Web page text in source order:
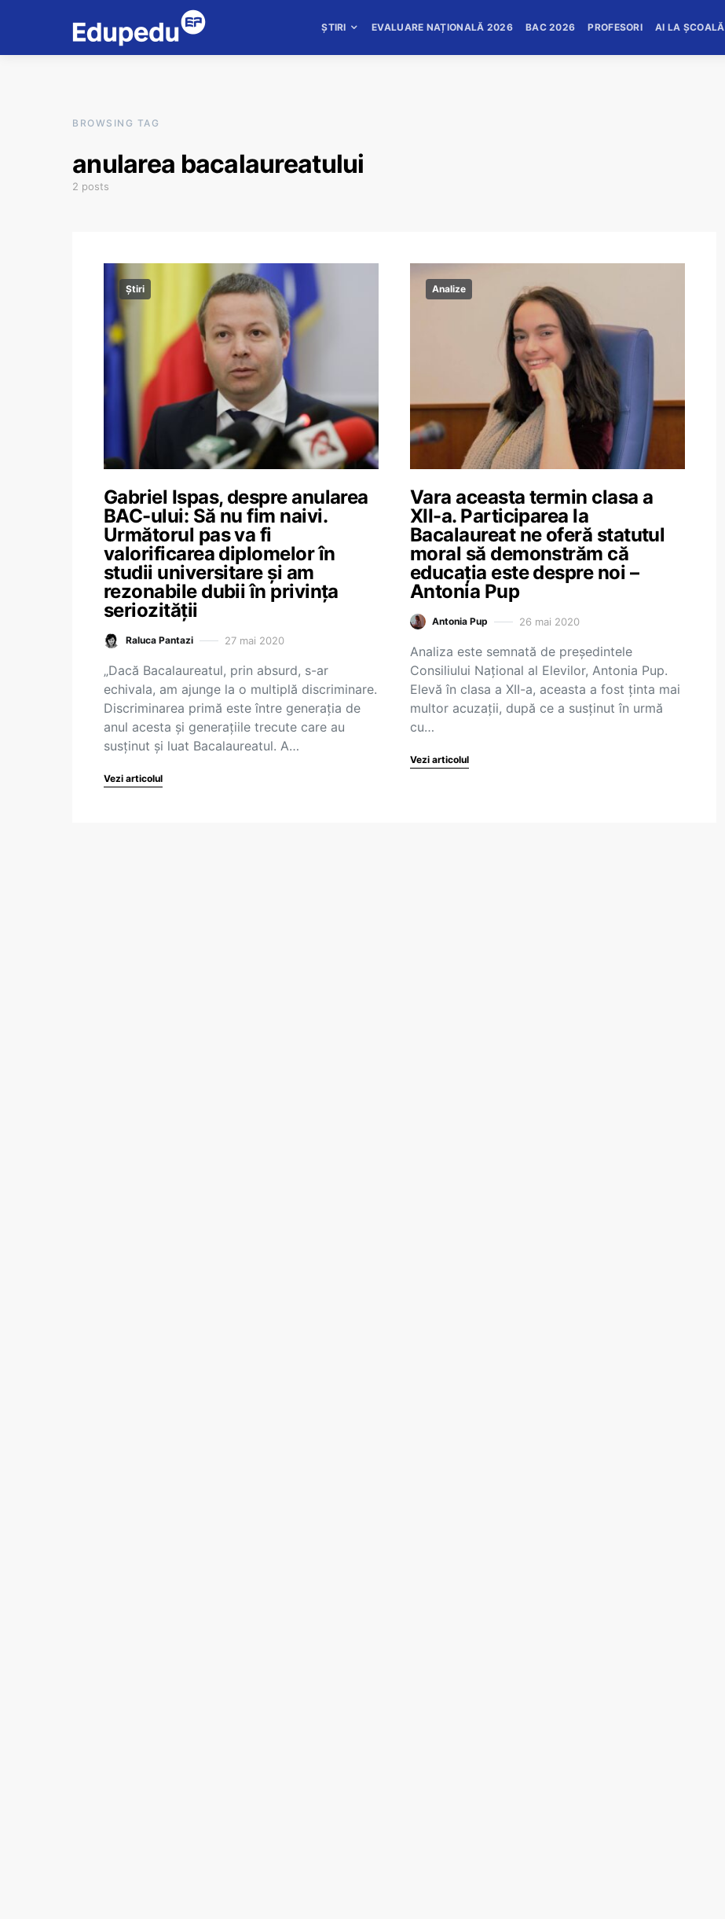
ȘTIRI EVALUARE NAȚIONALĂ 2026 BAC 2026 PROFESORI AI LA ȘCOALĂ
BROWSING TAG
anularea bacalaureatului
2 posts
Știri
Gabriel Ispas, despre anularea
BAC-ului: Să nu fim naivi.
Următorul pas va fi
valorificarea diplomelor în
studii universitare și am
rezonabile dubii în privința
seriozității
Raluca Pantazi 27 mai 2020
„Dacă Bacalaureatul, prin absurd, s-ar
echivala, am ajunge la o multiplă discriminare.
Discriminarea primă este între generația de
anul acesta și generațiile trecute care au
susținut și luat Bacalaureatul. A…
Vezi articolul
Analize
Vara aceasta termin clasa a
XII-a. Participarea la
Bacalaureat ne oferă statutul
moral să demonstrăm că
educația este despre noi –
Antonia Pup
Antonia Pup 26 mai 2020
Analiza este semnată de președintele
Consiliului Național al Elevilor, Antonia Pup.
Elevă în clasa a XII-a, aceasta a fost ținta mai
multor acuzații, după ce a susținut în urmă
cu…
Vezi articolul